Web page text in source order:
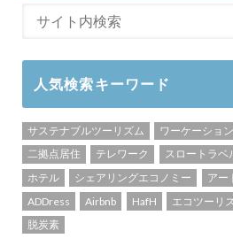
人気検索キーワード
サステナブルツーリズム ワーケーション
二拠点居住
テレワーク スロートラベ
ホテル
シェアリングエコノミー アー
ADDress
Airbnb HafH エコツーリ
脱炭素